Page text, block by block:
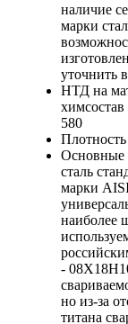
наличие
марки
уточнить
НТД на
580
Плотность
Основные
сталь
марки
наиболее
-
но из-за
титана